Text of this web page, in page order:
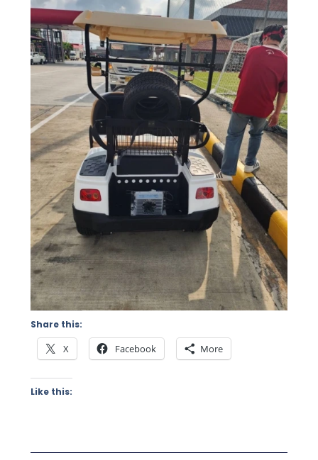
Share this:
X Facebook More
Like this: